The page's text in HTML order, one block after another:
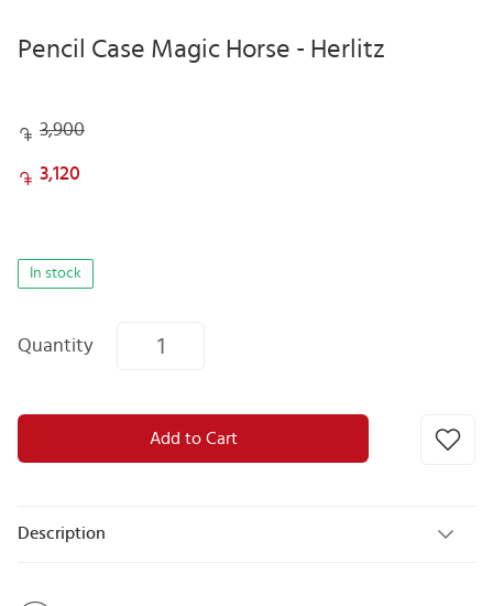
Pencil Case Magic Horse - Herlitz
3,900
3,120
In stock
Quantity
Add to Cart
Description